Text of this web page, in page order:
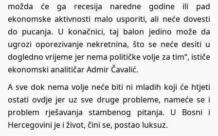
možda će ga recesija naredne godine ili pad
ekonomske aktivnosti malo usporiti, ali neće dovesti
do pucanja. U konačnici, taj balon jedino može da
ugrozi oporezivanje nekretnina, što se neće desiti u
dogledno vrijeme jer nema političke volje za tim“, ističe
ekonomski analitičar Admir Čavalić.
A sve dok nema volje neće biti ni mladih koji će htjeti
ostati ovdje jer uz sve druge probleme, nameće se i
problem rješavanja stambenog pitanja. U Bosni i
Hercegovini je i život, čini se, postao luksuz.